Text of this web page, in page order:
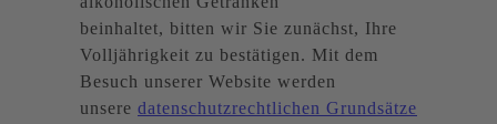
beinhaltet, bitten wir Sie zunächst, Ihre
Volljährigkeit zu bestätigen. Mit dem
Besuch unserer Website werden
unsere datenschutzrechtlichen Grundsätze